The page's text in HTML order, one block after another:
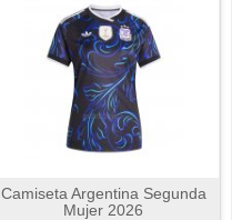
Camiseta Argentina Segunda
Mujer 2026